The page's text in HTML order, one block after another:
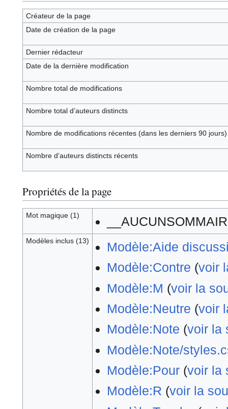
Créateur de la page
Date de création de la page
Dernier rédacteur
Date de la dernière modification
Nombre total de modifications
Nombre total d’auteurs distincts
Nombre de modifications récentes (dans les derniers 90 jours)
Nombre d’auteurs distincts récents
Propriétés de la page
Mot magique (1)
Modèles inclus (13)
Modèle:Aide
Modèle:Contre (voir
Modèle:M (voir la
Modèle:Neutre (voir
Modèle:Note (voir la
Modèle:Note/
Modèle:Pour(voir la
Modèle:R (voir la